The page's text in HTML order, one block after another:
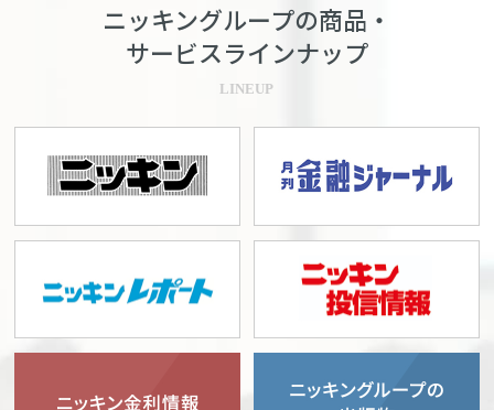
ニッキングループの商品・
サービスラインナップ
LINEUP